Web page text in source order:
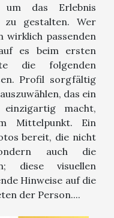
um das Erlebnis
zu gestalten. Wer
wirklich passenden
es beim ersten
die folgenden
Profil sorgfältig
das ein
macht,
Mittelpunkt. Ein
bereit, die nicht
auch die
diese visuellen
Hinweise auf die
der Person....